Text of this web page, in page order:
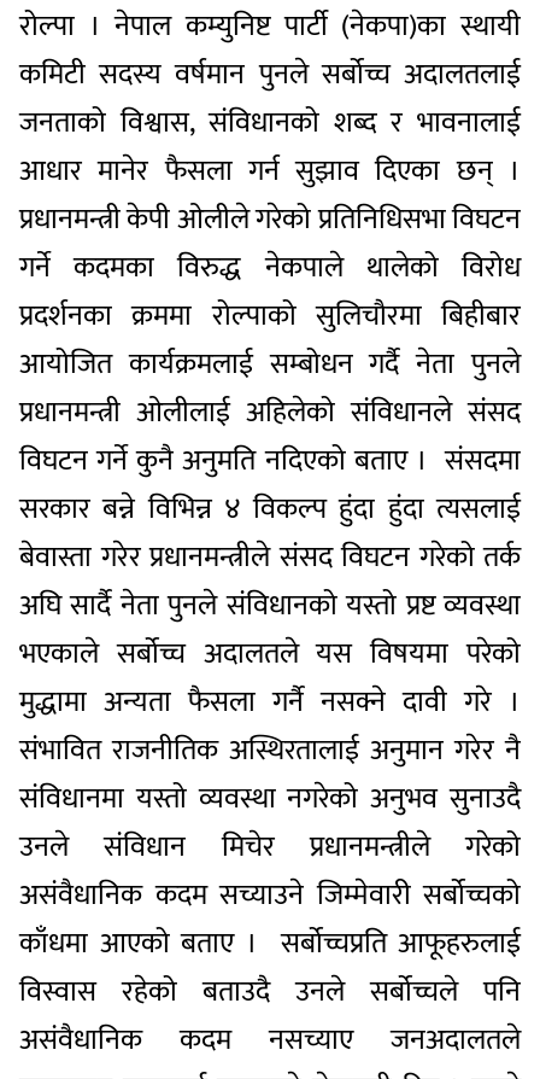
रोल्पा । नेपाल कम्युनिष्ट पार्टी (नेकपा)का स्थायी
कमिटी सदस्य वर्षमान पुनले सर्बोच्च अदालतलाई
जनताको विश्वास, संविधानको शब्द र भावनालाई
आधार मानेर फैसला गर्न सुझाव दिएका छन् ।
प्रधानमन्त्री केपी ओलीले गरेको प्रतिनिधिसभा विघटन
गर्ने कदमका विरुद्ध नेकपाले थालेको विरोध
प्रदर्शनका क्रममा रोल्पाको सुलिचौरमा बिहीबार
आयोजित कार्यक्रमलाई सम्बोधन गर्दै नेता पुनले
प्रधानमन्त्री ओलीलाई अहिलेको संविधानले संसद
विघटन गर्ने कुनै अनुमति नदिएको बताए । संसदमा
सरकार बन्ने विभिन्न ४ विकल्प हुंदा हुंदा त्यसलाई
बेवास्ता गरेर प्रधानमन्त्रीले संसद विघटन गरेको तर्क
अघि सार्दै नेता पुनले संविधानको यस्तो प्रष्ट व्यवस्था
भएकाले सर्बोच्च अदालतले यस विषयमा परेको
मुद्धामा अन्यता फैसला गर्नै नसक्ने दावी गरे ।
संभावित राजनीतिक अस्थिरतालाई अनुमान गरेर नै
संविधानमा यस्तो व्यवस्था नगरेको अनुभव सुनाउदै
उनले संविधान मिचेर प्रधानमन्त्रीले गरेको
असंवैधानिक कदम सच्याउने जिम्मेवारी सर्बोच्चको
काँधमा आएको बताए । सर्बोच्चप्रति आफूहरुलाई
विस्वास रहेको बताउदै उनले सर्बोच्चले पनि
असंवैधानिक कदम नसच्याए जनअदालतले